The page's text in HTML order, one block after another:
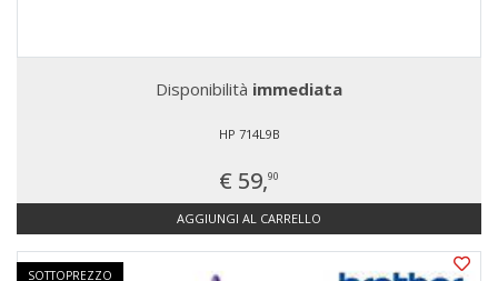
Disponibilità immediata
HP 714L9B
€ 59,90
AGGIUNGI AL CARRELLO
SOTTOPREZZO